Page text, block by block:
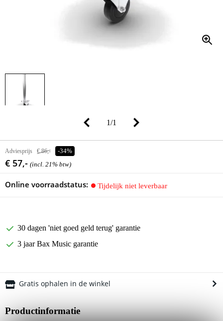
1/1
Adviesprijs € 86,- -34%
€ 57,- (incl. 21% btw)
Online voorraadstatus: Tijdelijk niet leverbaar
30 dagen 'niet goed geld terug' garantie
3 jaar Bax Music garantie
Gratis ophalen in de winkel
Productinformatie